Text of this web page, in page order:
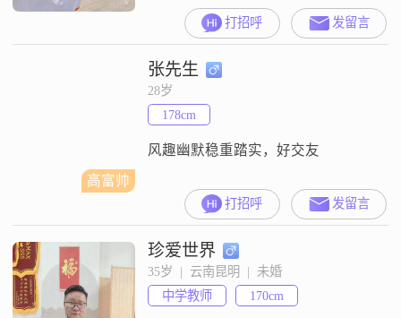
165cm##3002##目前，我的月收入在
3000元以下，还在努力提升自己的
经济能力##3002##我拥有大专学
历，在工作中不断学习和进步
##3002##性格方面，我比较耐心包
容，乐观积极，有较强的责任感
##3002##我喜欢用幽默的方式与人
交流，让人感到轻松愉快
打招呼 发留言
高富帅
张先生
28岁
178cm
风趣幽默稳重踏实，好交友
打招呼 发留言
珍爱世界
35岁  |  云南昆明  |  未婚
中学教师
170cm